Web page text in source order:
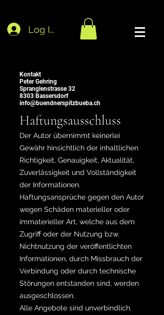
Log In
Kontakt
Peter Gehring
Spranglenstrasse 32
8303 Bassersdorf
info@buendnerspitzbueba.ch
Haftungsausschluss
Der Autor übernimmt keinerlei
Gewähr hinsichtlich der inhaltlichen
Richtigkeit, Genauigkeit, Aktualität,
Zuverlässigkeit und Vollständigkeit
der Informationen.
Haftungsansprüche gegen den Autor
wegen Schäden materieller oder
immaterieller Art, welche aus dem
Zugriff oder der Nutzung bzw.
Nichtnutzung der veröffentlichten
Informationen, durch Missbrauch der
Verbindung oder durch technische
Störungen entstanden sind, werden
ausgeschlossen.
Alle Angebote sind unverbindlich.